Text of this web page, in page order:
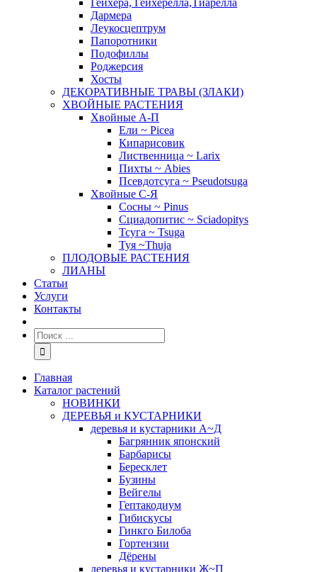
Гейхера, Гейхерелла,Тиарелла
Дармера
Леукосцептрум
Папоротники
Подофиллы
Роджерсия
Хосты
ДЕКОРАТИВНЫЕ ТРАВЫ (ЗЛАКИ)
ХВОЙНЫЕ РАСТЕНИЯ
Хвойные А-П
Ели ~ Picea
Кипарисовик
Лиственница ~ Larix
Пихты ~ Abies
Псевдотсуга ~ Pseudotsuga
Хвойные С-Я
Сосны ~ Pinus
Сциадопитис ~ Sciadopitys
Тсуга ~ Tsuga
Туя ~Thuja
ПЛОДОВЫЕ РАСТЕНИЯ
ЛИАНЫ
Статьи
Услуги
Контакты
Главная
Каталог растений
НОВИНКИ
ДЕРЕВЬЯ и КУСТАРНИКИ
деревья и кустарники А~Д
Багрянник японский
Барбарисы
Бересклет
Бузины
Вейгелы
Гептакодиум
Гибискусы
Гинкго Билоба
Гортензии
Дёрены
деревья и кустарники Ж~П